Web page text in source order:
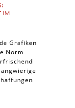
B
Grafiken
Norm